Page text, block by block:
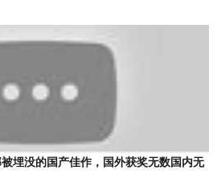
埋没的国产佳作，国外获奖无数国内无